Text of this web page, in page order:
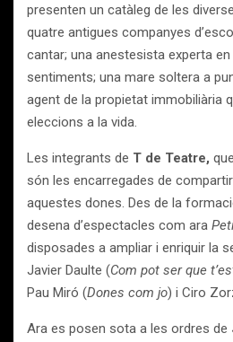
presenten un catàleg de les
quatre antigues companyes
cantar; una anestesista experta
sentiments; una mare soltera a
agent de la propietat immobiliària
eleccions a la vida.
Les integrants de T de Teatre,
són les encarregades de
aquestes dones. Des de la
desena d’espectacles com ara
disposades a ampliar i enriquir la
Javier Daulte (Com pot ser que
Pau Miró (Dones com jo) i Ciro
Ara es posen sota a les ordres de